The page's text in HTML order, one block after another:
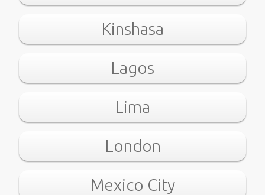
Kinshasa
Lagos
Lima
London
Mexico City